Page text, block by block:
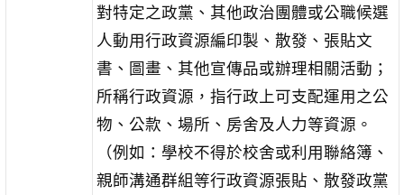
對特定之政黨、其他政治團體或公職候選
人動用行政資源編印製、散發、張貼文
書、圖畫、其他宣傳品或辦理相關活動；
所稱行政資源，指行政上可支配運用之公
物、公款、場所、房舍及人力等資源。
（例如：學校不得於校舍或利用聯絡簿、
親師溝通群組等行政資源張貼、散發政黨